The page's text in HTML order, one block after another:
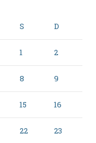
S D
1 2
8 9
15 16
22 23